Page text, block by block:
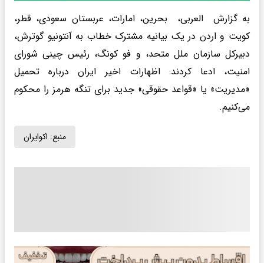
به گزارش العربی، بحرین، امارات، عربستان سعودی، قطر،
کویت و اردن در یک بیانیه مشترک خطاب به آنتونیو گوترش،
دبیرکل سازمان ملل متحد، و فو کونگ، رئیس چینی شورای
امنیت، ادعا کردند: اظهارات اخیر ایران درباره تحمیل
«مدیریت» یا «قواعد حقوقی» جدید برای تنگه هرمز را محکوم
می‌کنیم.
منبع: اکوایران